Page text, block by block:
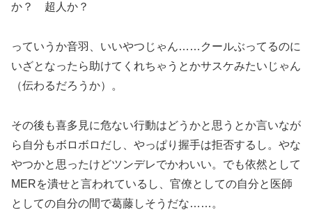
か？ 超人か？
っていうか音羽、いいやつじゃん……クールぶってるのに
いざとなったら助けてくれちゃうとかサスケみたいじゃん
（伝わるだろうか）。
その後も喜多見に危ない行動はどうかと思うとか言いなが
ら自分もボロボロだし、やっぱり握手は拒否するし。やな
やつかと思ったけどツンデレでかわいい。でも依然として
MERを潰せと言われているし、官僚としての自分と医師
としての自分の間で葛藤しそうだな……。